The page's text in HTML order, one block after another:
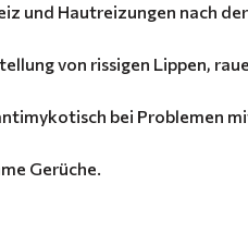
und Hautreizungen nach
von rissigen Lippen,
bei Problemen
Gerüche.